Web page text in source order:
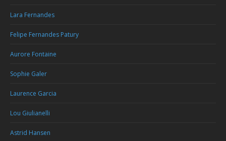
Lara Fernandes
Felipe Fernandes Patury
Aurore Fontaine
Sophie Galer
Laurence Garcia
Lou Giulianelli
Astrid Hansen